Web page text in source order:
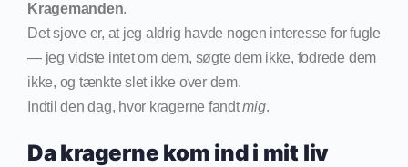
Kragemanden.
Det sjove er, at jeg aldrig havde nogen interesse for fugle
— jeg vidste intet om dem, søgte dem ikke, fodrede dem
ikke, og tænkte slet ikke over dem.
Indtil den dag, hvor kragerne fandtmig.
Da kragerne kom ind i mit liv